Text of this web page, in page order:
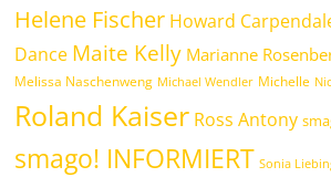
Helene Fischer Howard
Dance Maite Kelly Marianne
Melissa Naschenweng Michael Wendler Michelle
Roland Kaiser Ross Antony
smago! INFORMIERT Sonia